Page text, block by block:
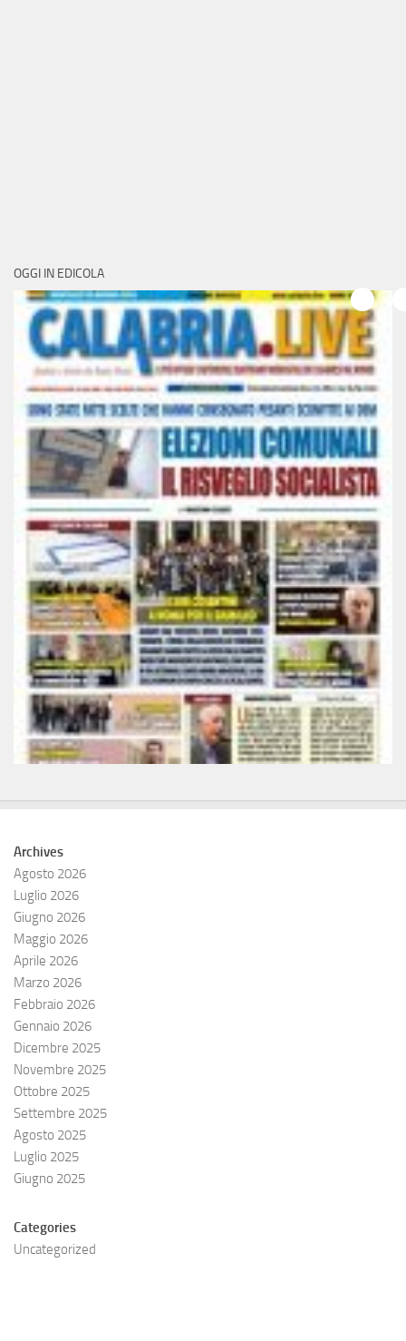
OGGI IN EDICOLA
Archives
Agosto 2026
Luglio 2026
Giugno 2026
Maggio 2026
Aprile 2026
Marzo 2026
Febbraio 2026
Gennaio 2026
Dicembre 2025
Novembre 2025
Ottobre 2025
Settembre 2025
Agosto 2025
Luglio 2025
Giugno 2025
Categories
Uncategorized